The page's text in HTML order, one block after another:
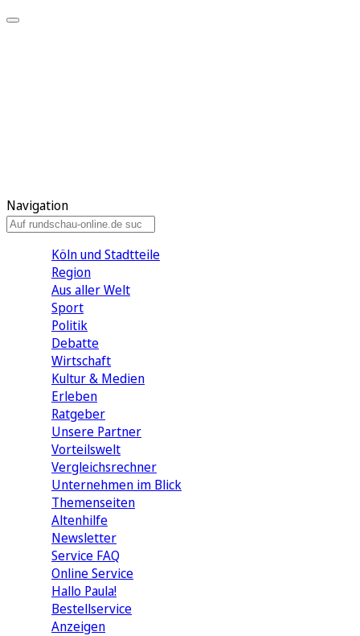
Navigation
Köln und Stadtteile
Region
Aus aller Welt
Sport
Politik
Debatte
Wirtschaft
Kultur & Medien
Erleben
Ratgeber
Unsere Partner
Vorteilswelt
Vergleichsrechner
Unternehmen im Blick
Themenseiten
Altenhilfe
Newsletter
Service FAQ
Online Service
Hallo Paula!
Bestellservice
Anzeigen